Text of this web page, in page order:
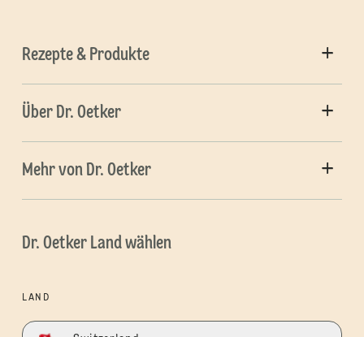
Rezepte & Produkte
Über Dr. Oetker
Mehr von Dr. Oetker
Dr. Oetker Land wählen
LAND